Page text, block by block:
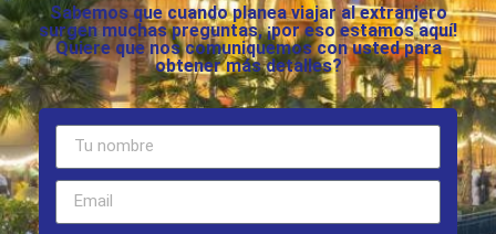
Sabemos que cuando planea viajar al extranjero
surgen muchas preguntas, ¡por eso estamos aquí!
Quiere que nos comuniquemos con usted para
obtener más detalles?